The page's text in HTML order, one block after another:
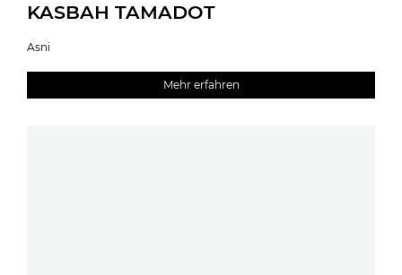
KASBAH TAMADOT
Asni
Mehr erfahren